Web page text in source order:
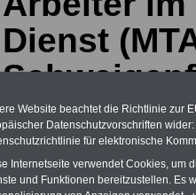
Dienst
PDF-SERVICE
Für nur 15 Euro (inkl. MwSt.)
und Beamte sowie
ausdrucken. Der PDF-
Website beachtet die Richtlinie zur
Datenschutzvorschriften
für elektronische
Internetseite verwendet Cookies, um
und Funktionen bereitzustellen. Es